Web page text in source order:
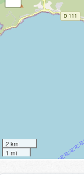
2 km
1 mi